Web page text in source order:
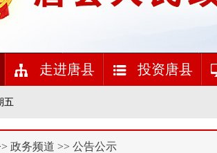
走进唐县 投资唐县
五
政务频道 >> 公告公示